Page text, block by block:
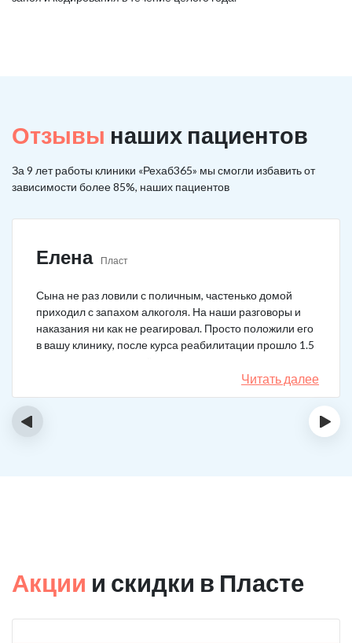
Отзывы наших пациентов
За 9 лет работы клиники «Рехаб365» мы смогли избавить от
зависимости более 85%, наших пациентов
Елена Пласт
Сына не раз ловили с поличным, частенько домой
приходил с запахом алкоголя. На наши разговоры и
наказания ни как не реагировал. Просто положили его
в вашу клинику, после курса реабилитации прошло 1.5
Читать далее
‹ ›
Акции и скидки в Пласте